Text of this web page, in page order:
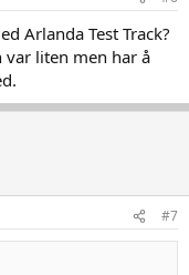
Arlanda Test Track?
var liten men har å
#7